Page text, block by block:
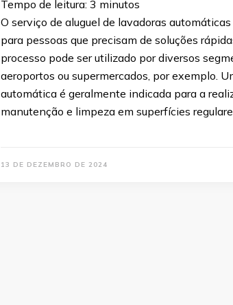
Tempo de leitura: 3 minutos
O serviço de aluguel de lavadoras
para pessoas que precisam de soluções
processo pode ser utilizado por diversos
aeroportos ou supermercados, por exemplo.
automática é geralmente indicada para a
manutenção e limpeza em superfícies
13 DE DEZEMBRO DE 2024